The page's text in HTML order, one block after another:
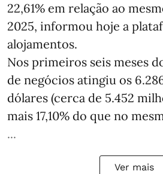
22,61% em relação ao
2025, informou hoje a
alojamentos.
Nos primeiros seis meses
de negócios atingiu os
dólares (cerca de 5.452
mais 17,10% do que no
...
Ver mais